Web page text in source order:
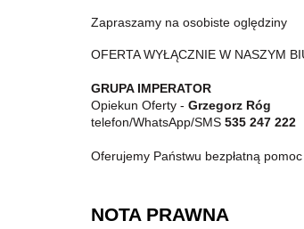
Zapraszamy na osobiste oględziny
OFERTA WYŁĄCZNIE W NASZYM
GRUPA IMPERATOR
Opiekun Oferty - Grzegorz Róg
telefon/WhatsApp/SMS 535 247 222
Oferujemy Państwu bezpłatną
NOTA PRAWNA